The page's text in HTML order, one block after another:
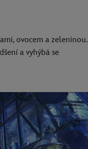
ovocem a zeleninou.
a vyhýbá se